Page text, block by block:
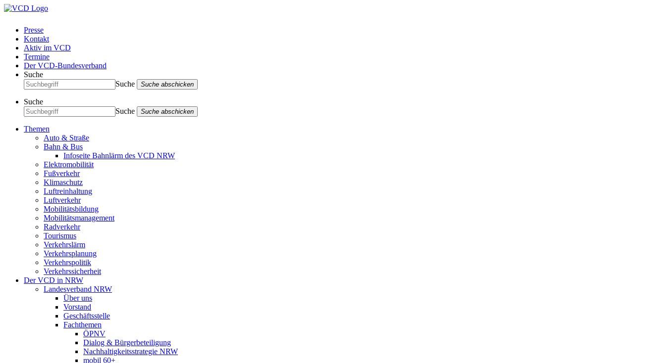
Presse
Kontakt
Aktiv im VCD
Termine
Der VCD-Bundesverband
Suche
Suche
Suche abschicken
Suche
Suche
Suche abschicken
Themen
Auto & Straße
Bahn & Bus
Infoseite Bahnlärm des VCD NRW
Elektromobilität
Fußverkehr
Klimaschutz
Luftreinhaltung
Luftverkehr
Mobilitätsbildung
Mobilitätsmanagement
Radverkehr
Tourismus
Verkehrslärm
Verkehrsplanung
Verkehrspolitik
Verkehrssicherheit
Der VCD in NRW
Landesverband NRW
Über uns
Vorstand
Geschäftsstelle
Fachthemen
ÖPNV
Dialog & Bürgerbeteiligung
Nachhaltigkeitsstrategie NRW
mobil 60+